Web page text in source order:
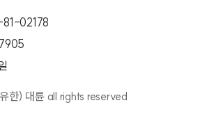
02178
한) 대륜 all rights reserved